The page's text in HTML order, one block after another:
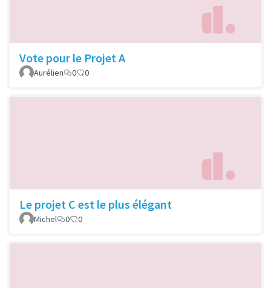
Vote pour le Projet A
Aurélien 0 0
Le projet C est le plus élégant
Michel 0 0